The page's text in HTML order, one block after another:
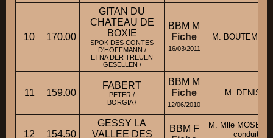
10 170.00
GITAN DU
CHATEAU DE
BOXIE
SPOK DES CONTES
D'HOFFMANN /
ETNA DER TREUEN
GESELLEN /
BBM M
Fiche
16/03/2011
M. BOUTEMY
11 159.00
FABERT
PETER /
BORGIA /
BBM M
Fiche
12/06/2010
M. DENIS
12 154.50
GESSY LA
VALLEE DES
BBM F
M. Mlle
conduit par